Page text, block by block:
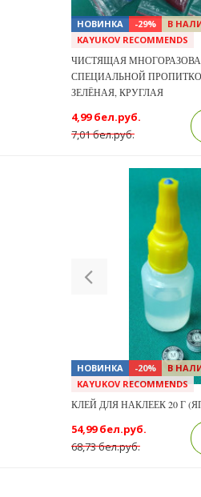
НОВИНКА -29%
В
KAYUKOV RECOMMENDS
ЧИСТЯЩАЯ
СПЕЦИАЛЬНОЙ
ЗЕЛЁНАЯ, КРУГЛАЯ
7,01 бел.руб.
4,99 бел.руб.
Previous
НОВИНКА -20%
В
KAYUKOV RECOMMENDS
КЛЕЙ ДЛЯ НАКЛЕЕК 20 Г
68,73 бел.руб.
54,99 бел.руб.